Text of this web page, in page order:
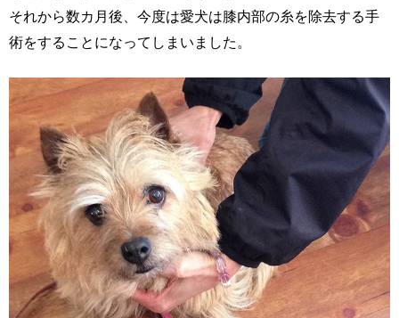
それから数カ月後、今度は愛犬は膝内部の糸を除去する手
術をすることになってしまいました。